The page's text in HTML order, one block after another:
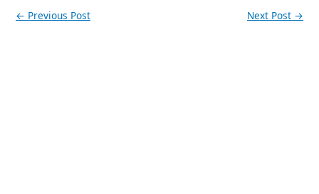
← Previous Post Next Post →